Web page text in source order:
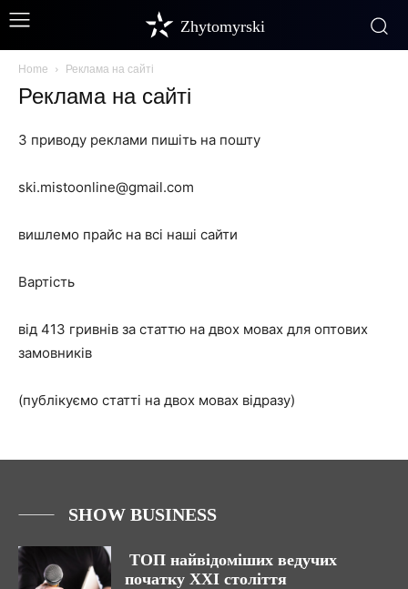
Zhytomyrski
Home Реклама на сайті
Реклама на сайті
З приводу реклами пишіть на пошту
ski.mistoonline@gmail.com
вишлемо прайс на всі наші сайти
Вартість
від 413 гривнів за статтю на двох мовах для оптових
замовників
(публікуємо статті на двох мовах відразу)
SHOW BUSINESS
ТОП найвідоміших ведучих
початку ХХІ століття